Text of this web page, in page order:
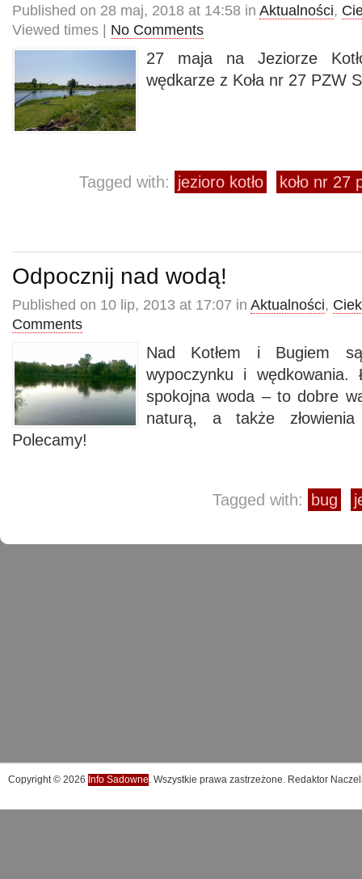
Published on 28 maj, 2018 at 14:58 in Aktualności,
Viewed times | No Comments
27 maja na Jeziorze
wędkarze z Koła nr 27 PZW
Tagged with: jezioro kotło koło nr 27
Odpocznij nad wodą!
Published on 10 lip, 2013 at 17:07 in Aktualności,
Comments
Nad Kotłem i Bugiem
wypoczynku i wędkowania.
spokojna woda – to dobre
naturą, a także
Polecamy!
Tagged with: bug
Copyright © 2026 Info Sadowne. Wszystkie prawa zastrzeżone. Redaktor